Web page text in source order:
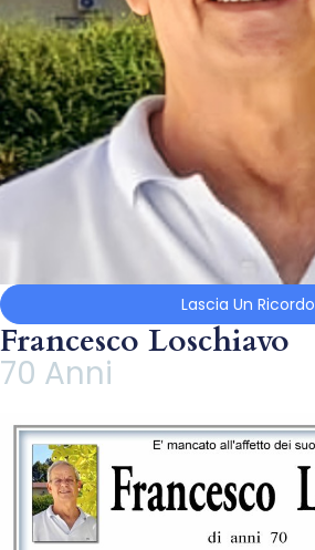
Lascia Un Ricordo
Francesco Loschiavo
70 Anni